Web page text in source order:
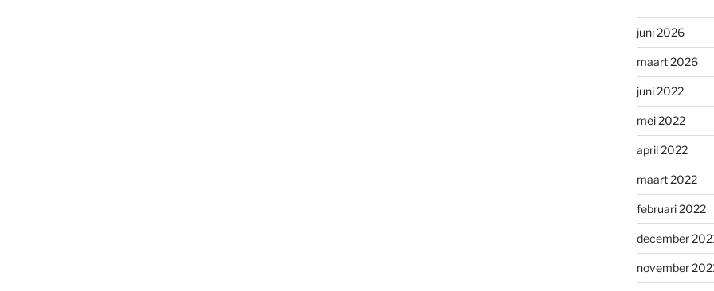
juni 2026
maart 2026
juni 2022
mei 2022
april 2022
maart 2022
februari 2022
december
november